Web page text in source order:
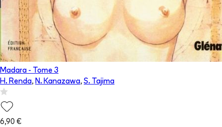
Madara - Tome 3
H. Renda, N. Kanazawa, S. Tajima
6,90 €